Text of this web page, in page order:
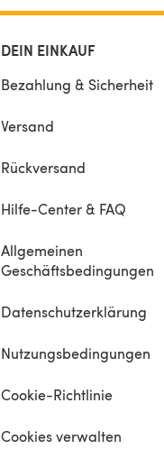
DEIN EINKAUF
Bezahlung & Sicherheit
Versand
Rückversand
Hilfe-Center & FAQ
Allgemeinen
Geschäftsbedingungen
Datenschutzerklärung
Nutzungsbedingungen
Cookie-Richtlinie
Cookies verwalten